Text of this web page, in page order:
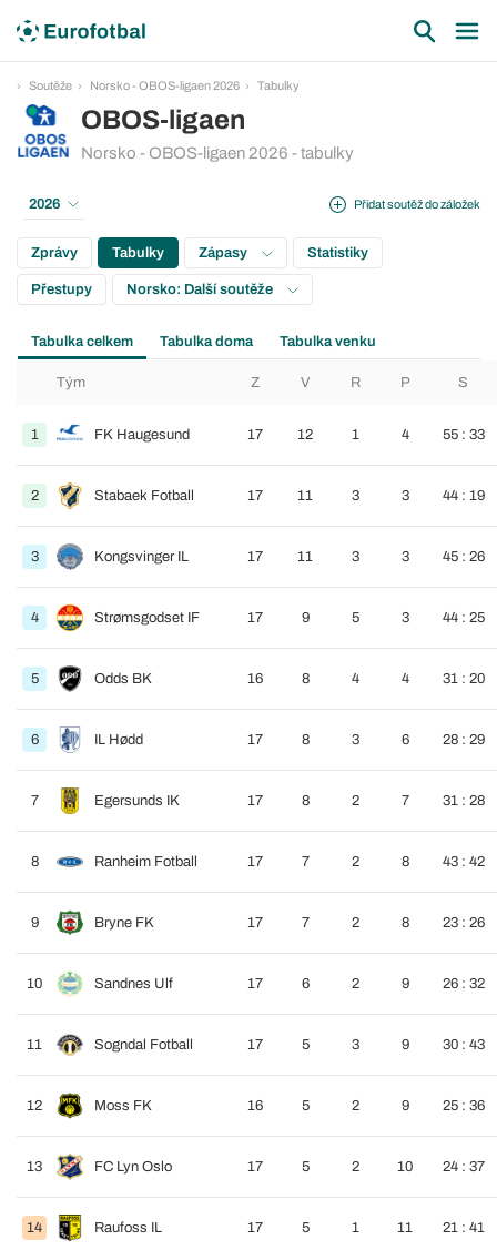
Soutěže Norsko - OBOS-ligaen 2026 Tabulky
OBOS-ligaen
Norsko - OBOS-ligaen 2026 - tabulky
Přidat soutěž do záložek
2026
Zprávy Tabulky Zápasy Statistiky
Přestupy Norsko: Další soutěže
Tabulka celkem Tabulka doma Tabulka venku
Tým Z V R P S
1 FK Haugesund 17 12 1 4 55 : 33
2 Stabaek Fotball 17 11 3 3 44 : 19
3 Kongsvinger IL 17 11 3 3 45 : 26
4 Strømsgodset IF 17 9 5 3 44 : 25
5 Odds BK 16 8 4 4 31 : 20
6 IL Hødd 17 8 3 6 28 : 29
7 Egersunds IK 17 8 2 7 31 : 28
8 Ranheim Fotball 17 7 2 8 43 : 42
9 Bryne FK 17 7 2 8 23 : 26
10 Sandnes Ulf 17 6 2 9 26 : 32
11 Sogndal Fotball 17 5 3 9 30 : 43
12 Moss FK 16 5 2 9 25 : 36
13 FC Lyn Oslo 17 5 2 10 24 : 37
14 Raufoss IL 17 5 1 11 21 : 41